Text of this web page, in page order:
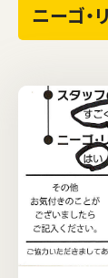
ニーゴ・